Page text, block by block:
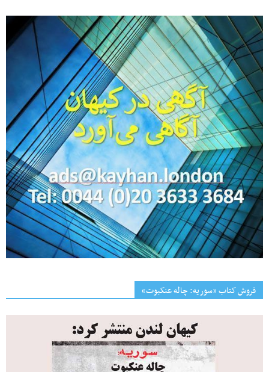
فروش کتاب «سوریه: چاله عنکبوت»